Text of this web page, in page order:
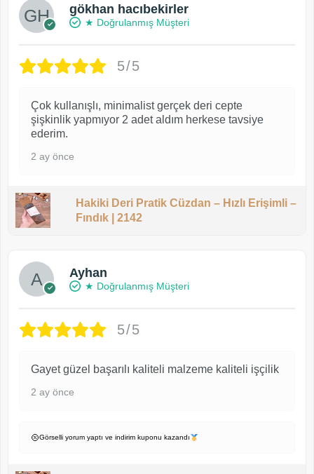
gökhan hacıbekirler
★ Doğrulanmış Müşteri
5/5
Çok kullanışlı, minimalist gerçek deri cepte
şişkinlik yapmıyor 2 adet aldım herkese tavsiye
ederim.
2 ay önce
Hakiki Deri Pratik Cüzdan – Hızlı Erişimli –
Fındık | 2142
Ayhan
★ Doğrulanmış Müşteri
5/5
Gayet güzel başarılı kaliteli malzeme kaliteli işçilik
2 ay önce
Görselli yorum yaptı ve indirim kuponu kazandı